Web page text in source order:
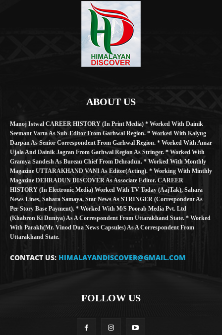
ABOUT US
Manoj Istwal CAREER HISTORY (in Print Media) * Worked With Dainik
Seemant Varta As Sub-Editor From Garhwal Region. * Worked With Kalyug
Darpan As Senior Correspondent From Garhwal Region. * Worked With Amar
Ujala And Dainik Jagran From Garhwal Region As Stringer. * Worked With
Gramya Sandesh As Bureau Chief From Dehradun. * Worked With Monthly
Magazine UTTARAKHAND VANI As Editor(Acting). * Working With Minthly
Magazine DEHRADUN DISCOVER As Associate Editor. CAREER
HISTORY (in Electronic Media) Worked With TV Today (AajTak), Sahara
News Lines, Sahara Samaya, Star News As STRINGER (Correspondent As
Per Story Base Payment). * Worked With M/S Poorab Media Pvt. Ltd
(Khabron Ki Duniya) As A Correspondent From Uttarakhand State. * Worked
With Parakh(Mr. Vinod Dua News Capsules) As A Correspondent From
Uttarakhand State.
CONTACT US: HIMALAYANDISCOVER@GMAIL.COM
FOLLOW US